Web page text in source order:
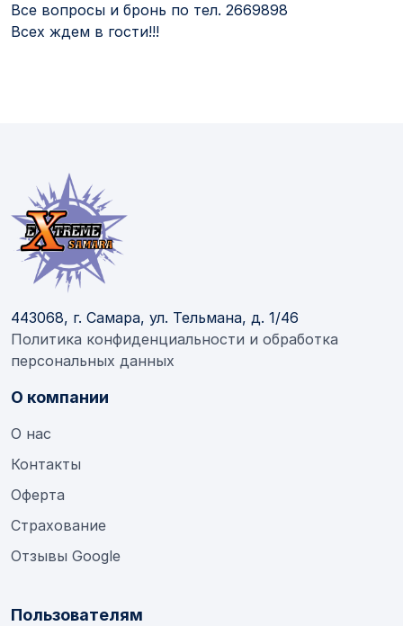
Все вопросы и бронь по тел. 2669898
Всех ждем в гости!!!
443068, г. Самара, ул. Тельмана, д. 1/46
Политика конфиденциальности и обработка
персональных данных
О компании
О нас
Контакты
Оферта
Страхование
Отзывы Google
Пользователям